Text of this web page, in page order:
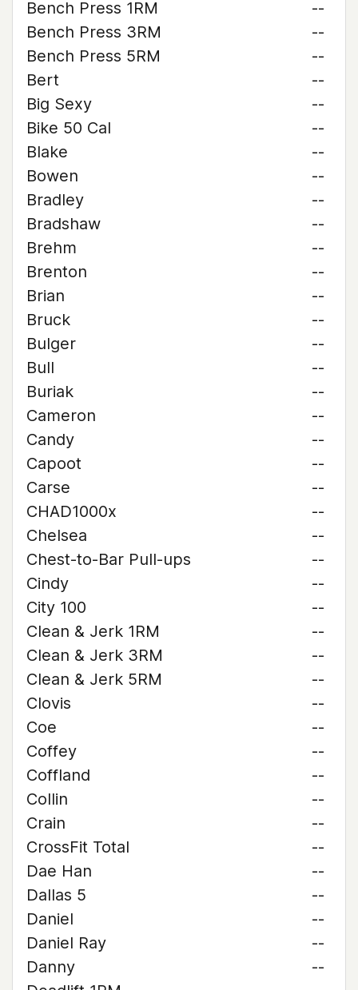
Bench Press 1RM
--
Bench Press 3RM
--
Bench Press 5RM
--
Bert
--
Big Sexy
--
Bike 50 Cal
--
Blake
--
Bowen
--
Bradley
--
Bradshaw
--
Brehm
--
Brenton
--
Brian
--
Bruck
--
Bulger
--
Bull
--
Buriak
--
Cameron
--
Candy
--
Capoot
--
Carse
--
CHAD1000x
--
Chelsea
--
Chest-to-Bar Pull-ups
--
Cindy
--
City 100
--
Clean & Jerk 1RM
--
Clean & Jerk 3RM
--
Clean & Jerk 5RM
--
Clovis
--
Coe
--
Coffey
--
Coffland
--
Collin
--
Crain
--
CrossFit Total
--
Dae Han
--
Dallas 5
--
Daniel
--
Daniel Ray
--
Danny
--